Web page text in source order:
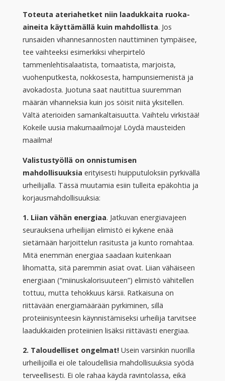
Toteuta ateriahetket niin laadukkaita ruoka-
aineita käyttämällä kuin mahdollista. Jos
runsaiden vihannesannosten nauttiminen tympäisee,
tee vaihteeksi esimerkiksi viherpirtelö
tammenlehtisalaatista, tomaatista, marjoista,
vuohenputkesta, nokkosesta, hampunsiemenistä ja
avokadosta. Juotuna saat nautittua suuremman
määrän vihanneksia kuin jos söisit niitä yksitellen.
Vältä aterioiden samankaltaisuutta. Vaihtelu virkistää!
Kokeile uusia makumaailmoja! Löydä mausteiden
maailma!
Valistustyöllä on onnistumisen
mahdollisuuksia erityisesti huipputuloksiin pyrkivällä
urheilijalla. Tässä muutamia esiin tulleita epäkohtia ja
korjausmahdollisuuksia:
1. Liian vähän energiaa. Jatkuvan energiavajeen
seurauksena urheilijan elimistö ei kykene enää
sietämään harjoittelun rasitusta ja kunto romahtaa.
Mitä enemmän energiaa saadaan kuitenkaan
lihomatta, sitä paremmin asiat ovat. Liian vähäiseen
energiaan (”miinuskalorisuuteen”) elimistö vähitellen
tottuu, mutta tehokkuus kärsii. Ratkaisuna on
riittävään energiamäärään pyrkiminen, sillä
proteiinisynteesin käynnistämiseksi urheilija tarvitsee
laadukkaiden proteiinien lisäksi riittävästi energiaa.
2. Taloudelliset ongelmat!Usein varsinkin nuorilla
urheilijoilla ei ole taloudellisia mahdollisuuksia syödä
terveellisesti. Ei ole rahaa käydä ravintolassa, eikä